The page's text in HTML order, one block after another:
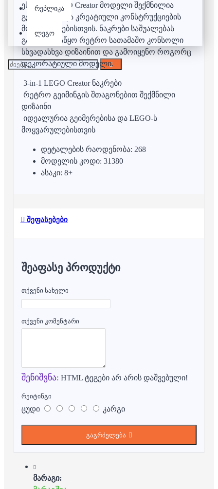
რეპლიკა
ლეგო
ეს 3-in-1 LEGO Creator მოდელი შექმნილია
გეიმინგისა და კრეატიული კონსტრუქციების
მოყვარულებისთვის. ნაკრები საშუალებას
გაძლევს ააწყო რეტრო სათამაშო კონსოლი
სხვადასხვა დიზაინით და გამოიყენო როგორც
დეკორატიული მოდელი.
3-in-1 LEGO Creator ნაკრები
რეტრო გეიმინგის შთაგონებით შექმნილი
დიზაინი
იდეალურია გეიმერებისა და LEGO-ს
მოყვარულებისთვის
დეტალების რაოდენობა: 268
მოდელის კოდი: 31380
ასაკი: 8+
შეფასებები
ᲨᲔᲐᲤᲐᲡᲔ ᲞᲠᲝᲓᲣᲥᲢᲘ
თქვენი სახელი
თქვენი კომენტარი
შენიშვნა: HTML ტეგები არ არის დაშვებული!
რეიტინგი
ცუდი კარგი
გაგრძელება
მარაგი: